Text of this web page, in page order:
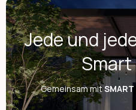
Jede und
Smart
Gemeinsam mitSMART